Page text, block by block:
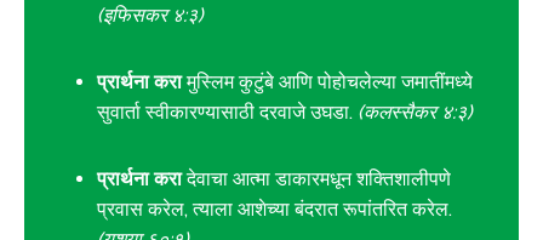
(इफिसकर ४:३)
प्रार्थना करामुस्लिम कुटुंबे आणि पोहोचलेल्या जमातींमध्ये
सुवार्ता स्वीकारण्यासाठी दरवाजे उघडा. (कलस्सैकर ४:३)
प्रार्थना करादेवाचा आत्मा डाकारमधून शक्तिशालीपणे
प्रवास करेल, त्याला आशेच्या बंदरात रूपांतरित करेल.